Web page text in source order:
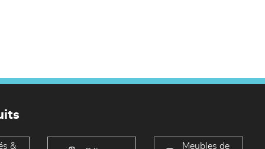
& Meubles de